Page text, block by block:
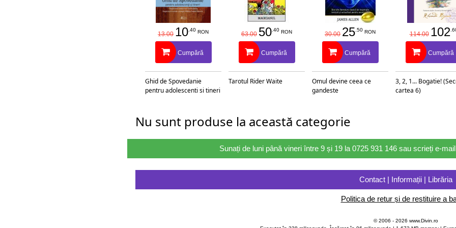
13.00 10 .40 RON
Cumpără
Ghid de Spovedanie
pentru adolescenti si tineri
63.00 50 .40 RON
Cumpără
Tarotul Rider Waite
30.00 25 .50 RON
Cumpără
Omul devine ceea ce
gandeste
114.00 102
Cumpără
3, 2, 1... Bogatie!
cartea 6)
Nu sunt produse la această categorie
Sunați de luni până vineri între 9 și 19 la 0725 931 146 sau scrieți e-
Contact | Informații | Librăria
Politica de retur și de restituire a
© 2006 - 2026 www.Divin.ro